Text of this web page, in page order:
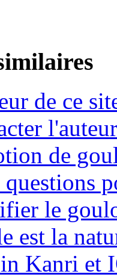
de ce
l'auteur
de
le
est la
Kanri et